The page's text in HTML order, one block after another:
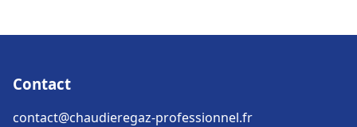
Contact
contact@chaudieregaz-professionnel.fr